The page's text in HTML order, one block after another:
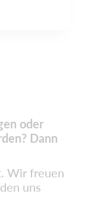
oder
Dann
Wir freuen
uns